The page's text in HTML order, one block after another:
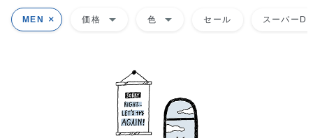
MEN 価格 arrow_drop_down 色 arrow_drop_down セール スーパー